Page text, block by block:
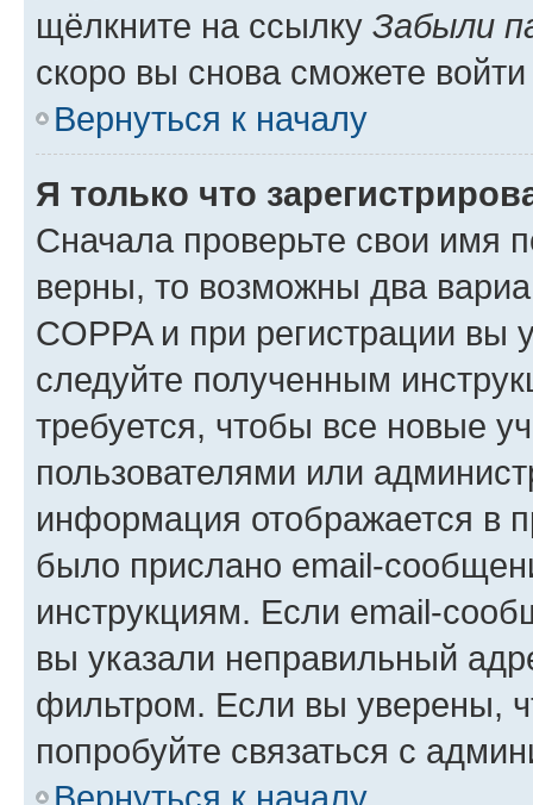
щёлкните на ссылку Забыли
скоро вы снова сможете
Вернуться к началу
Я только что
Сначала проверьте свои имя
верны, то возможны два
COPPA и при регистрации вы
следуйте полученным
требуется, чтобы все новые
пользователями или
информация отображается в
было прислано email-
инструкциям. Если email-
вы указали неправильный
фильтром. Если вы уверены,
попробуйте связаться с
Вернуться к началу